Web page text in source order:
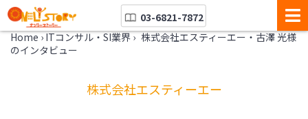
03-6821-7872
Home › ITコンサル・SI業界 › 株式会社エスティーエー・古澤 光様
のインタビュー
株式会社エスティーエー